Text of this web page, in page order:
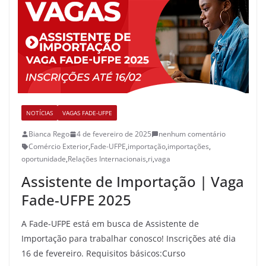
NOTÍCIAS VAGAS FADE-UFPE
Bianca Rego 4 de fevereiro de 2025
nenhum comentário
Comércio Exterior,Fade-UFPE,importação,importações,
oportunidade,Relações Internacionais,ri,vaga
Assistente de Importação | Vaga
Fade-UFPE 2025
A Fade-UFPE está em busca de Assistente de
Importação para trabalhar conosco! Inscrições até dia
16 de fevereiro. Requisitos básicos:Curso